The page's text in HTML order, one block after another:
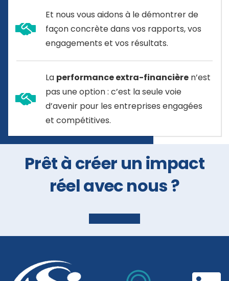
Et nous vous aidons à le démontrer de
façon concrète dans vos rapports, vos
engagements et vos résultats.
La performance extra-financière n’est
pas une option : c’est la seule voie
d’avenir pour les entreprises engagées
et compétitives.
Prêt à créer un impact
réel avec nous ?